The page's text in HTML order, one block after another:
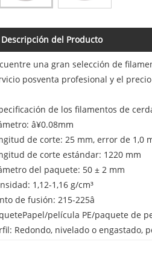
Descripción del Producto
una gran selección de
posventa profesional y el
de los filamentos de
â¥0.08mm
de corte: 25 mm, error de 1,0
de corte estándar: 1220 mm
del paquete: 50 ± 2 mm
1,12-1,16 g/cm³
de fusión: 215-225â
película PE/paquete de
Redondo, nivelado o engastado,